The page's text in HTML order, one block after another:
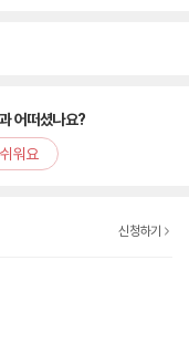
떠셨나요?
워요
신청하기